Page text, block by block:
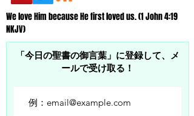
We love Him because He first loved us. (1 John 4:19
NKJV)
「今日の聖書の御言葉」に登録して、メ
ールで受け取る！